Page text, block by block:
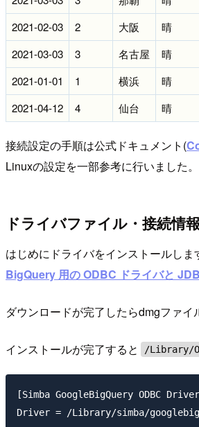
2021-02-03
2 大阪 晴
2021-03-03
3 名古屋 晴
2021-01-01
1 横浜 晴
2021-04-12
4 仙台 晴
接続設定の手順は公式ドキュメント(
Linuxの設定を一部参考に行いました。
ドライバファイル・接続情
はじめにドライバをインストールし
BigQuery 用の ODBC ドライバと
ダウンロードが完了したらdmgファ
インストールが完了すると /Library/
[Simba GoogleBigQuery ODBC